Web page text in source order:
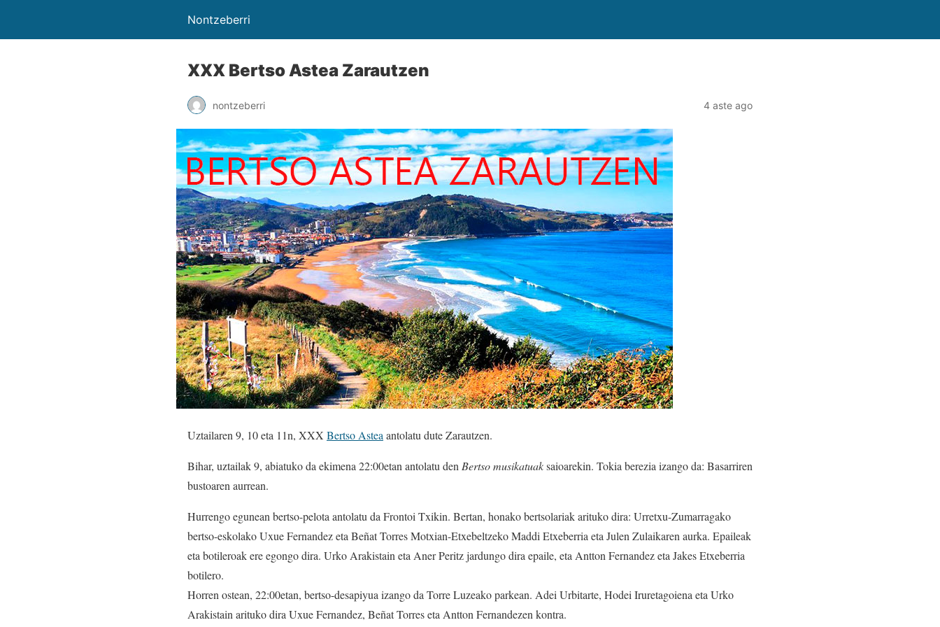
Nontzeberri
XXX Bertso Astea Zarautzen
nontzeberri 4 aste ago
Uztailaren 9, 10 eta 11n, XXX Bertso Astea antolatu dute Zarautzen.
Bihar, uztailak 9, abiatuko da ekimena 22:00etan antolatu den Bertso musikatuaksaioarekin. Tokia berezia izango da: Basarriren
bustoaren aurrean.
Hurrengo egunean bertso-pelota antolatu da Frontoi Txikin. Bertan, honako bertsolariak arituko dira: Urretxu-Zumarragako
bertso-eskolako Uxue Fernandez eta Beñat Torres Motxian-Etxebeltzeko Maddi Etxeberria eta Julen Zulaikaren aurka. Epaileak
eta botileroak ere egongo dira. Urko Arakistain eta Aner Peritz jardungo dira epaile, eta Antton Fernandez eta Jakes Etxeberria
botilero.
Horren ostean, 22:00etan, bertso-desapiyua izango da Torre Luzeako parkean. Adei Urbitarte, Hodei Iruretagoiena eta Urko
Arakistain arituko dira Uxue Fernandez, Beñat Torres eta Antton Fernandezen kontra.